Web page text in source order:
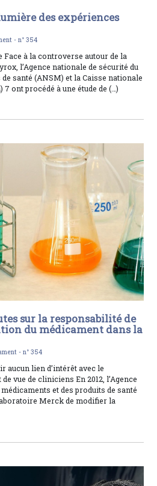
des expériences
-n° 354
Face à la controverse autour de la
l’Agence nationale de sécurité du
santé (ANSM) et la Caisse nationale
7 ont procédé à une étude de (…)
sur la responsabilité de
du médicament dans la
-n° 354
aucun lien d’intérêt avec le
vue de cliniciens En 2012, l’Agence
et des produits de santé
Merck de modifier la